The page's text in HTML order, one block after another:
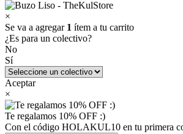
×
Se va a agregar 1 ítem a tu carrito
¿Es para un colectivo?
No
Sí
Aceptar
×
Te regalamos 10% OFF :)
Con el código HOLAKUL10 en tu primera